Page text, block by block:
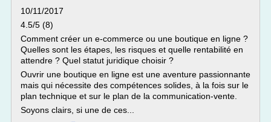
10/11/2017
4.5/5 (8)
Comment créer un e-commerce ou une boutique en ligne ?
Quelles sont les étapes, les risques et quelle rentabilité en
attendre ? Quel statut juridique choisir ?
Ouvrir une boutique en ligne est une aventure passionnante
mais qui nécessite des compétences solides, à la fois sur le
plan technique et sur le plan de la communication-vente.
Soyons clairs, si une de ces...